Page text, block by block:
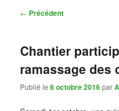
Navigation
← Précédent
Chantier
ramassage des
Publié le6 octobre 2016par